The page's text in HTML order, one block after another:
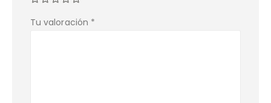
Tu valoración *